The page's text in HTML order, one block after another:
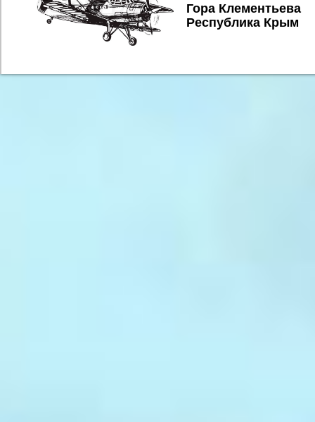
Гора Клементьева
Республика Крым